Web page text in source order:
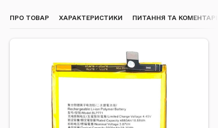
ПРО ТОВАР ХАРАКТЕРИСТИКИ ПИТАННЯ ТА КОМЕНТАРІ